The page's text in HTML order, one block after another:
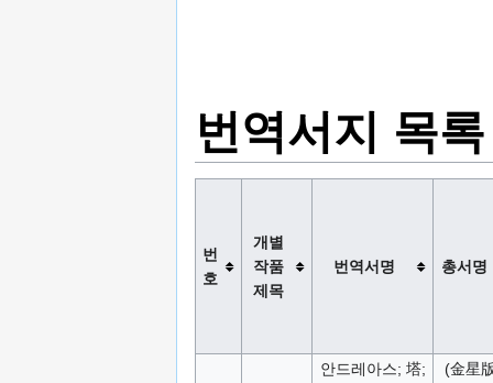
번역서지 목록
번
호
개별
작품
제목
번역서명 총서명
안드레아스; 塔;
(金星